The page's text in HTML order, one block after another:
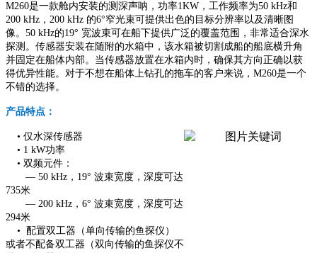
M260是一款舱内安装的测深声呐，功率1KW， 工作频率为50 kHz和
200 kHz，200 kHz 的6°窄光束可提供出色的目标分辨率以及清晰图
像。50 kHz的19° 宽波束可在船下提供广泛的覆盖范围，非常适合深水
探测。传感器安装在随附的水箱中，该水箱被切割成船的船底横升角
并固定在船体内部。当传感器放置在水箱内时，确保其方向正确以获
得优异性能。对于不想在船体上钻孔的拖车的客户来说，M260是一个
不错的选择。
产品特点：
• 仅水深传感器
• 1 kW功率
• 双频元件：
— 50 kHz，19° 波束宽度，深度可达
735米
— 200 kHz，6° 波束宽度，深度可达
294米
• 配置双工器（单向传输的鱼探仪）
或者不配备双工器（双向传输的鱼探仪不